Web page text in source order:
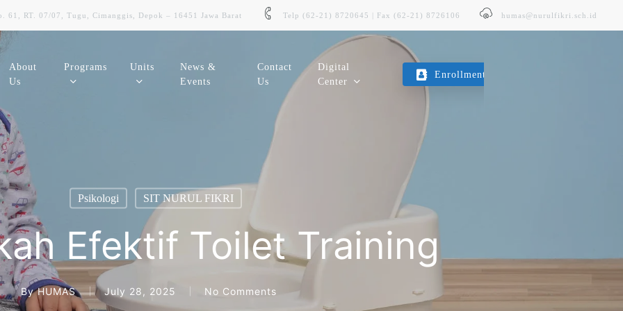
61, RT. 07/07, Tugu, Cimanggis, Depok – 16451 Jawa Barat Telp (62-21) 8720645 | Fax (62-21) 8726106 humas@nurulfikri.sch.id
About
Us
Programs Units
News &
Events
Contact
Us
Digital
Center
Sistem Informasi Akademik Siswa
Learning Management System (LMS)
Digilib
Perpustakaan Digital Sekolah
Sistem Informasi Kepegawaian
E-Budgeting
Aplikasi Pengelolaan Keuangan
Layanan Transportasi Sekolah
Kopeg SITNF
Koperasi Karyawan & Guru
Enrollment
Psikologi SIT NURUL FIKRI
Efektif Toilet Training
By HUMAS July 28, 2025 No Comments